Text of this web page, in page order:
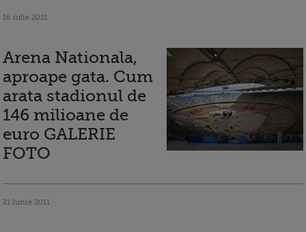
16 iulie 2011
Arena Nationala,
aproape gata. Cum
arata stadionul de
146 milioane de
euro GALERIE
FOTO
21 iunie 2011